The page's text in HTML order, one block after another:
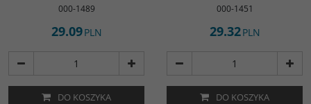
000-1489
29.09PLN
DO KOSZYKA
000-1451
29.32PLN
DO KOSZYKA